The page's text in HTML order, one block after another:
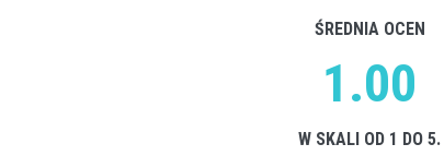
ŚREDNIA OCEN
1.00
W SKALI OD 1 DO 5.